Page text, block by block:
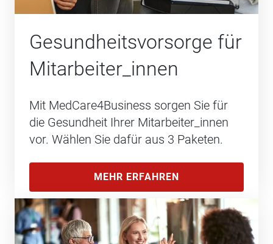
Gesundheits­vorsorge für
Mitarbeiter_innen
Mit MedCare4Business sorgen Sie für
die Gesundheit Ihrer Mitarbeiter_innen
vor. Wählen Sie dafür aus 3 Paketen.
MEHR ERFAHREN